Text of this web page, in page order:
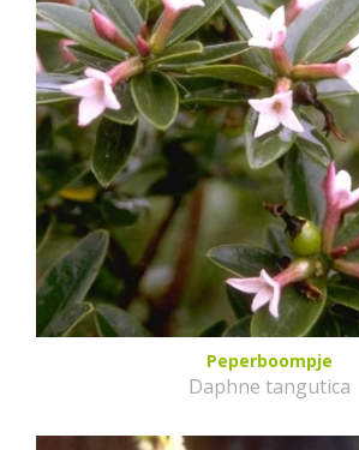
Peperboompje
Daphne tangutica